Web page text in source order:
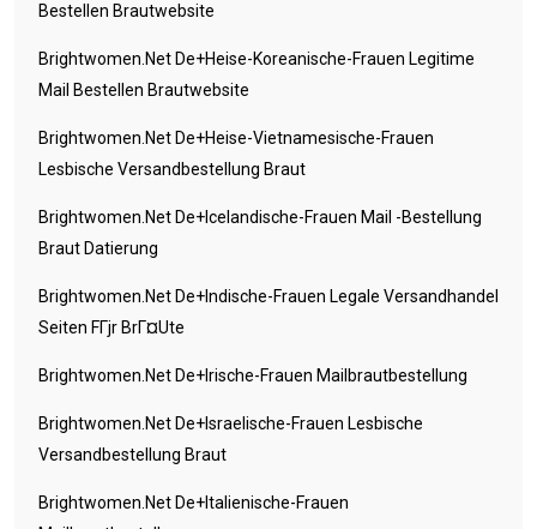
Bestellen Brautwebsite
Brightwomen.net De+heise-Koreanische-Frauen Legitime
Mail Bestellen Brautwebsite
Brightwomen.net De+heise-Vietnamesische-Frauen
Lesbische Versandbestellung Braut
Brightwomen.net De+icelandische-Frauen Mail -Bestellung
Braut Datierung
Brightwomen.net De+indische-Frauen Legale Versandhandel
Seiten FГјr BrГ¤ute
Brightwomen.net De+irische-Frauen Mailbrautbestellung
Brightwomen.net De+israelische-Frauen Lesbische
Versandbestellung Braut
Brightwomen.net De+italienische-Frauen